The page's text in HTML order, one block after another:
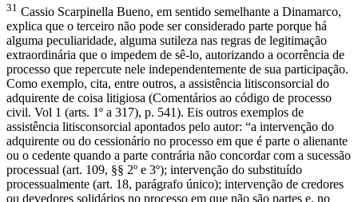
31 Cassio Scarpinella Bueno, em sentido semelhante a Dinamarco,
explica que o terceiro não pode ser considerado parte porque há
alguma peculiaridade, alguma sutileza nas regras de legitimação
extraordinária que o impedem de sê-lo, autorizando a ocorrência de
processo que repercute nele independentemente de sua participação.
Como exemplo, cita, entre outros, a assistência litisconsorcial do
adquirente de coisa litigiosa (Comentários ao código de processo
civil. Vol 1 (arts. 1º a 317), p. 541). Eis outros exemplos de
assistência litisconsorcial apontados pelo autor: “a intervenção do
adquirente ou do cessionário no processo em que é parte o alienante
ou o cedente quando a parte contrária não concordar com a sucessão
processual (art. 109, §§ 2º e 3º); intervenção do substituído
processualmente (art. 18, parágrafo único); intervenção de credores
ou devedores solidários no processo em que não são partes e, no